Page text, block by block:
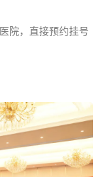
院，直接预约挂号